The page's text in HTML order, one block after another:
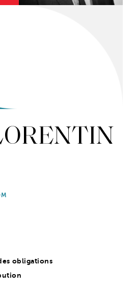
obligations